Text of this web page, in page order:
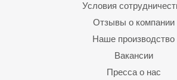
Условия
Отзывы о компании
Наше производство
Вакансии
Пресса о нас